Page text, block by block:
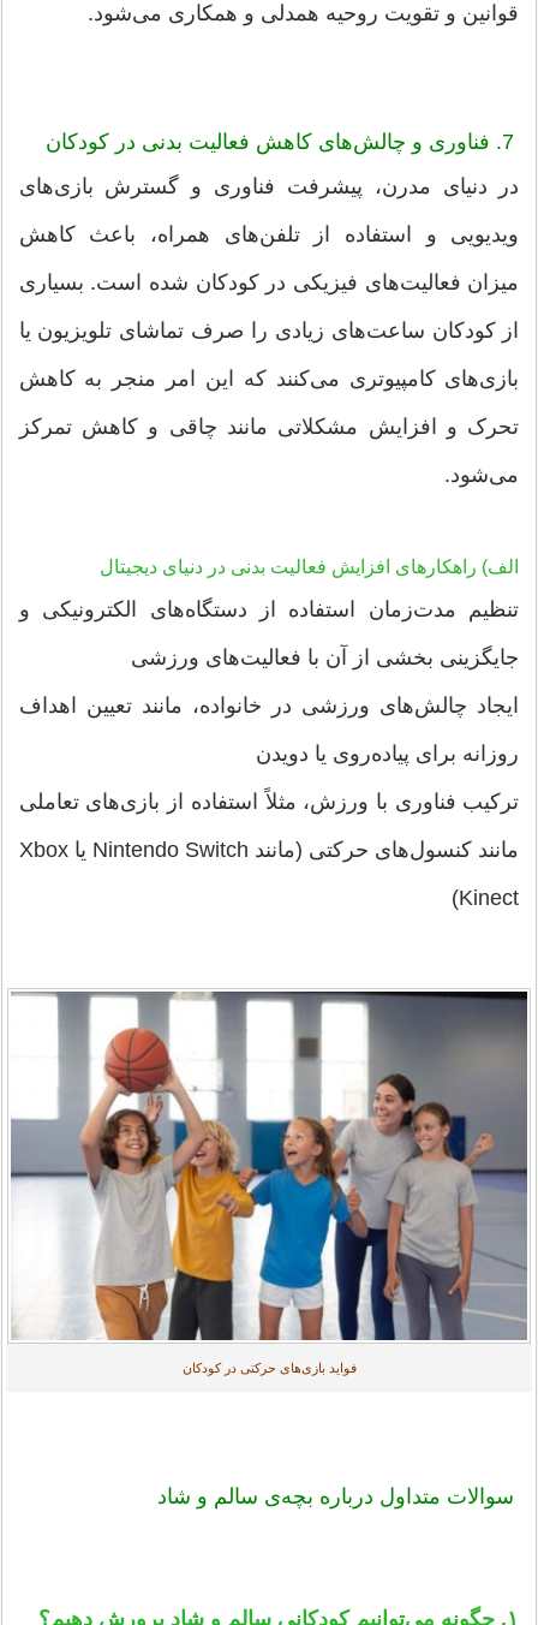
قوانین و تقویت روحیه همدلی و همکاری می‌شود.
7. فناوری و چالش‌های کاهش فعالیت بدنی در کودکان
در دنیای مدرن، پیشرفت فناوری و گسترش بازی‌های
ویدیویی و استفاده از تلفن‌های همراه، باعث کاهش
میزان فعالیت‌های فیزیکی در کودکان شده است. بسیاری
از کودکان ساعت‌های زیادی را صرف تماشای تلویزیون یا
بازی‌های کامپیوتری می‌کنند که این امر منجر به کاهش
تحرک و افزایش مشکلاتی مانند چاقی و کاهش تمرکز
می‌شود.
الف) راهکارهای افزایش فعالیت بدنی در دنیای دیجیتال
تنظیم مدت‌زمان استفاده از دستگاه‌های الکترونیکی و
جایگزینی بخشی از آن با فعالیت‌های ورزشی
ایجاد چالش‌های ورزشی در خانواده، مانند تعیین اهداف
روزانه برای پیاده‌روی یا دویدن
ترکیب فناوری با ورزش، مثلاً استفاده از بازی‌های تعاملی
مانند کنسول‌های حرکتی (مانند Nintendo Switch یا Xbox
Kinect)
فواید بازی‌های حرکتی در کودکان
سوالات متداول درباره بچه‌ی سالم و شاد
۱. چگونه می‌توانیم کودکانی سالم و شاد پرورش دهیم؟